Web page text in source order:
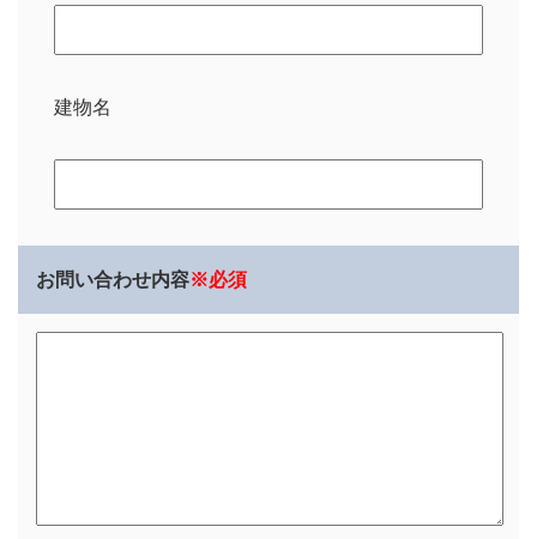
建物名
お問い合わせ内容※必須